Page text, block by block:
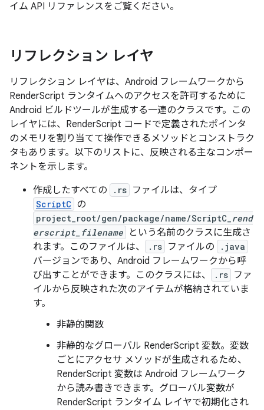
イム API リファレンスをご覧ください。
リフレクション レイヤ
リフレクション レイヤは、Android フレームワークから
RenderScript ランタイムへのアクセスを許可するために
Android ビルドツールが生成する一連のクラスです。この
レイヤには、RenderScript コードで定義されたポインタ
のメモリを割り当てて操作できるメソッドとコンストラク
タもあります。以下のリストに、反映される主なコンポー
ネントを示します。
作成したすべての
.rs ファイルは、タイプ
ScriptC の
project_root/gen/package/name/ScriptC_ rend
erscript_filename
という名前のクラスに生成さ
れます。このファイルは、
.rs ファイルの .java
バージョンであり、Android フレームワークから呼
び出すことができます。このクラスには、
.rs ファ
イルから反映された次のアイテムが格納されていま
す。
非静的関数
非静的なグローバル RenderScript 変数。変数
ごとにアクセサ メソッドが生成されるため、
RenderScript 変数は Android フレームワーク
から読み書きできます。グローバル変数が
RenderScript ランタイム レイヤで初期化され